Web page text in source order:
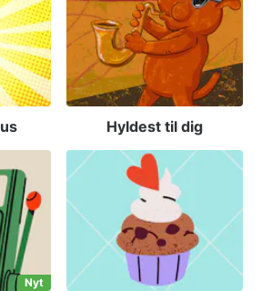
Hyldest til dig
Nyt